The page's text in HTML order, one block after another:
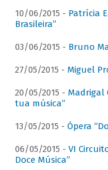
10/06/2015 - Patrícia
Brasileira”
03/06/2015 - Bruno
27/05/2015 - Miguel
20/05/2015 - Madrigal
tua música”
13/05/2015 - Ópera
06/05/2015 - VI
Doce Música”